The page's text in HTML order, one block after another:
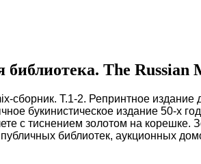
библиотека. The
сборник. Т.1-2. Репринтное издание
букинистическое издание 50-х
с тиснением золотом на корешке.
библиотек, аукционных